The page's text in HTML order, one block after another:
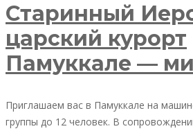
Старинный
царский курорт
Памуккале —
Приглашаем вас в Памуккале на
группы до 12 человек. В